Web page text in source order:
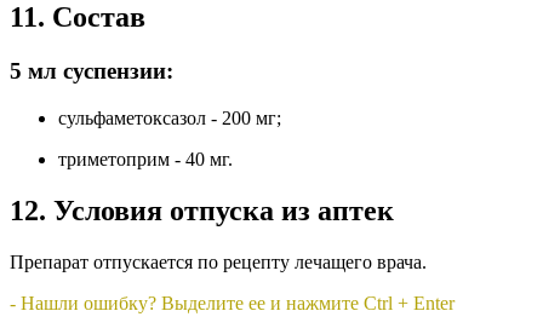
11. Состав
5 мл суспензии:
сульфаметоксазол - 200 мг;
триметоприм - 40 мг.
12. Условия отпуска из аптек
Препарат отпускается по рецепту лечащего врача.
- Нашли ошибку? Выделите ее и нажмите Ctrl + Enter